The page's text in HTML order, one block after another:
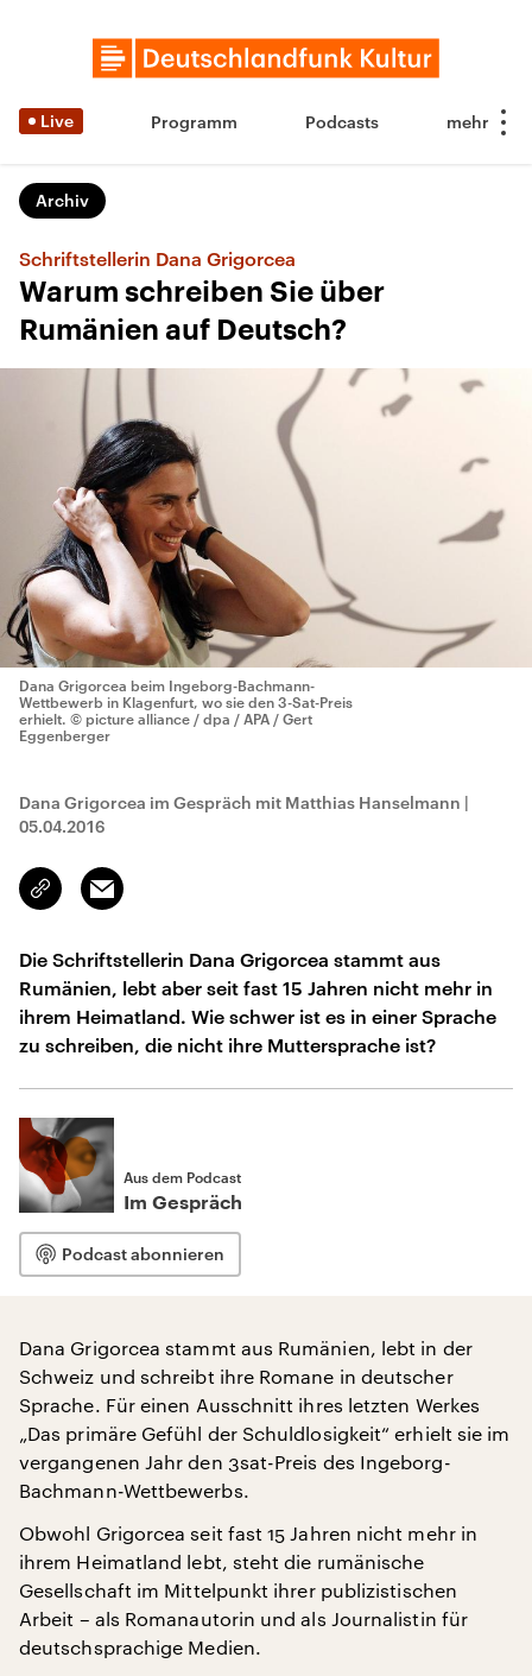
Live Programm Podcasts
Archiv
Schriftstellerin Dana Grigorcea
Warum schreiben Sie über
Rumänien auf Deutsch?
Dana Grigorcea beim Ingeborg-Bachmann-
Wettbewerb in Klagenfurt, wo sie den 3-Sat-Preis
erhielt. © picture alliance / dpa / APA / Gert
Eggenberger
Dana Grigorcea im Gespräch mit Matthias Hanselmann |
05.04.2016
Link
kopieren/teilen
Email
Die Schriftstellerin Dana Grigorcea stammt aus
Rumänien, lebt aber seit fast 15 Jahren nicht mehr in
ihrem Heimatland. Wie schwer ist es in einer Sprache
zu schreiben, die nicht ihre Muttersprache ist?
Aus dem Podcast
Im Gespräch
Podcast abonnieren
Dana Grigorcea stammt aus Rumänien, lebt in der
Schweiz und schreibt ihre Romane in deutscher
Sprache. Für einen Ausschnitt ihres letzten Werkes
„Das primäre Gefühl der Schuldlosigkeit“ erhielt sie im
vergangenen Jahr den 3sat-Preis des Ingeborg-
Bachmann-Wettbewerbs.
Obwohl Grigorcea seit fast 15 Jahren nicht mehr in
ihrem Heimatland lebt, steht die rumänische
Gesellschaft im Mittelpunkt ihrer publizistischen
Arbeit – als Romanautorin und als Journalistin für
deutschsprachige Medien.